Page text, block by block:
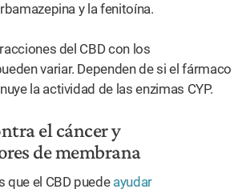
y la fenitoína.
del CBD con los
variar. Dependen de si el fármaco
la actividad de las enzimas CYP.
el cáncer y
de membrana
que el CBD puede ayudar